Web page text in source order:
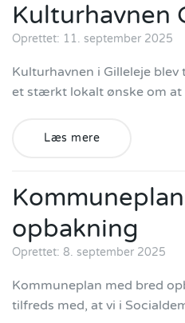
Kulturhavnen
Oprettet: 11. september 2025
Kulturhavnen i Gilleleje
et stærkt lokalt ønske om
Læs mere
opbakning
Oprettet: 8. september 2025
Kommuneplan med bred
tilfreds med, at vi i